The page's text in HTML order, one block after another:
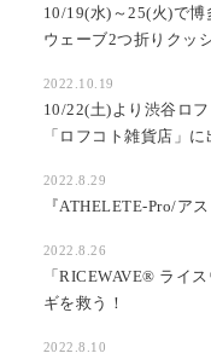
10/19(水)～25(火)で
ウェーブ2つ折りクッ
2022.10.19
10/22(土)より渋谷ロ
「ロフコト雑貨店」
2022.8.29
『ATHELETE-Pro/ア
2022.8.26
「RICEWAVE®︎ ライ
ギを救う！
2022.8.10